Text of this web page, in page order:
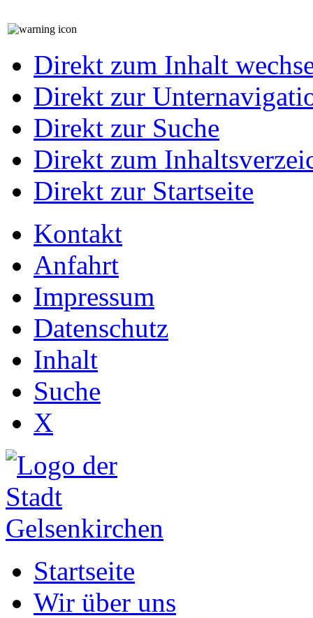
Direkt zum Inhalt
Direkt zur
Direkt zur Suche
Direkt zum
Direkt zur Startseite
Kontakt
Anfahrt
Impressum
Datenschutz
Inhalt
Suche
X
Startseite
Wir über uns